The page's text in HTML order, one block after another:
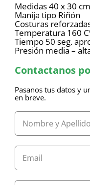
Medidas 40 x 30 cm
Manija tipo Riñón
Costuras
Temperatura 160
Tiempo 50 seg.
Presión media –
Contactanos
Pasanos tus datos y
en breve.